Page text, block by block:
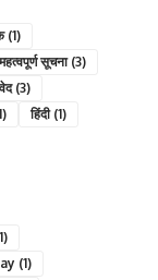
(1)
महत्वपूर्ण सूचना(3)
वेद(3)
हिंदी(1)
(1)